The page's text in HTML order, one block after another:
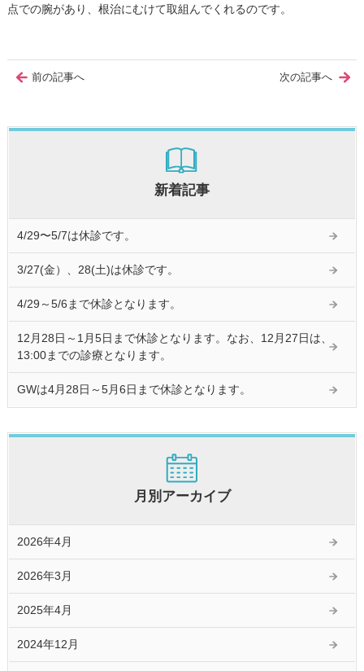
点での腕があり、根治にむけて取組んでくれるのです。
前の記事へ 次の記事へ
新着記事
4/29〜5/7は休診です。
3/27(金）、28(土)は休診です。
4/29～5/6まで休診となります。
12月28日～1月5日まで休診となります。なお、12月27日は、
13:00までの診療となります。
GWは4月28日～5月6日まで休診となります。
月別アーカイブ
2026年4月
2026年3月
2025年4月
2024年12月